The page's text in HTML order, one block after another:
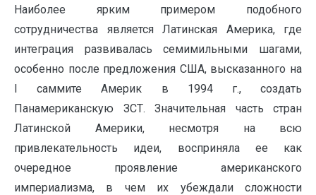
Наиболее ярким примером подобного
сотрудничества является Латинская Америка, где
интеграция развивалась семимильными шагами,
особенно после предложения США, высказанного на
I саммите Америк в 1994 г., создать
Панамериканскую ЗСТ. Значительная часть стран
Латинской Америки, несмотря на всю
привлекательность идеи, восприняла ее как
очередное проявление американского
империализма, в чем их убеждали сложности